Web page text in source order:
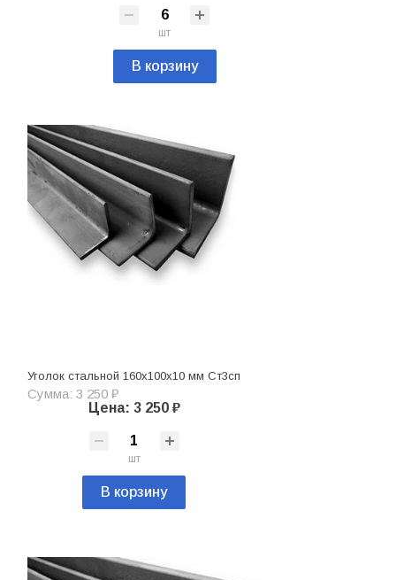
шт
В корзину
Уголок стальной 160х100х10 мм Ст3сп
Сумма: 3 250 ₽
Цена: 3 250 ₽
шт
В корзину